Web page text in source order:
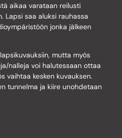
aikaa varataan reilusti
Lapsi saa aluksi rauhassa
jonka jälkeen
lapsikuvauksiin, mutta myös
nalleja voi halutessaan ottaa
vaihtaa kesken kuvauksen.
tunnelma ja kiire unohdetaan